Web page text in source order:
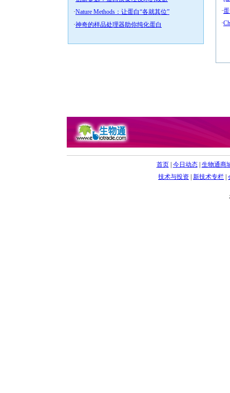
·Nature Methods：让蛋白“各就其位”
·神奇的样品处理器助你纯化蛋白
·
·
首页| 今日动态| 生物通商
技术与投资 新技术专栏